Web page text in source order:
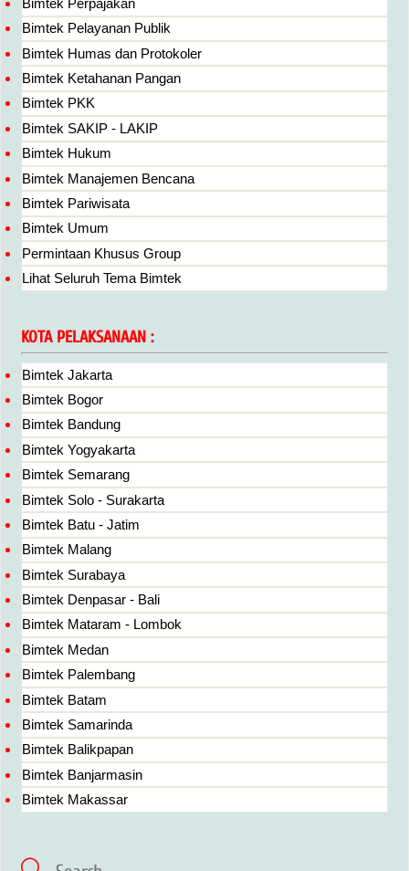
Bimtek Perpajakan
Bimtek Pelayanan Publik
Bimtek Humas dan Protokoler
Bimtek Ketahanan Pangan
Bimtek PKK
Bimtek SAKIP - LAKIP
Bimtek Hukum
Bimtek Manajemen Bencana
Bimtek Pariwisata
Bimtek Umum
Permintaan Khusus Group
Lihat Seluruh Tema Bimtek
KOTA PELAKSANAAN :
Bimtek Jakarta
Bimtek Bogor
Bimtek Bandung
Bimtek Yogyakarta
Bimtek Semarang
Bimtek Solo - Surakarta
Bimtek Batu - Jatim
Bimtek Malang
Bimtek Surabaya
Bimtek Denpasar - Bali
Bimtek Mataram - Lombok
Bimtek Medan
Bimtek Palembang
Bimtek Batam
Bimtek Samarinda
Bimtek Balikpapan
Bimtek Banjarmasin
Bimtek Makassar